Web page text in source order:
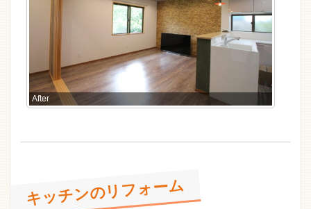
After
キッチンのリフォーム